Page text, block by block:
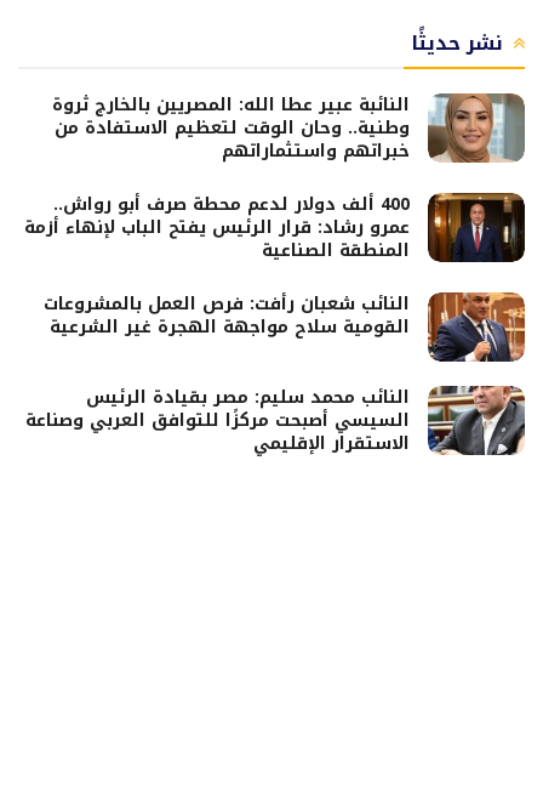
نشر حديثًا
النائبة عبير عطا الله: المصريين بالخارج ثروة
وطنية.. وحان الوقت لتعظيم الاستفادة من
خبراتهم واستثماراتهم
400 ألف دولار لدعم محطة صرف أبو رواش..
عمرو رشاد: قرار الرئيس يفتح الباب لإنهاء أزمة
المنطقة الصناعية
النائب شعبان رأفت: فرص العمل بالمشروعات
القومية سلاح مواجهة الهجرة غير الشرعية
النائب محمد سليم: مصر بقيادة الرئيس
السيسي أصبحت مركزًا للتوافق العربي وصناعة
الاستقرار الإقليمي